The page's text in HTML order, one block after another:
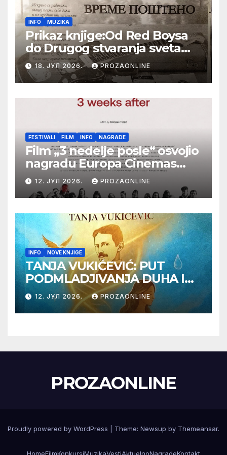
INFO MUZIKA
Prikaz knjige:Od Red Boysa
do Drugog stvaranja sveta
(bilo neko vreme pošteno)
(autor- Zlatomira Sremca,
Botoš 2022. godine,
samizdat)
18. ЈУЛ 2026. PROZAONLINE
FESTIVALI FILM INFO NAGRADE
Film „3 nedelje posle“ osvojio
nagradu Europa Cinemas
Label na Filmskom festivalu
u Karlovim Varima
12. ЈУЛ 2026. PROZAONLINE
INFO NOVE KNJIGE
TANJA VUKIĆEVIĆ: PUT
PODMLADJIVANJA DUHA I
TELA SA TESLOM
12. ЈУЛ 2026. PROZAONLINE
PROZAONLINE
Proudly powered by WordPress Theme: Newsup by Themeansar.
HomeFilmKonkursiMuzikaVestiAktuelnoNagradeKontakt